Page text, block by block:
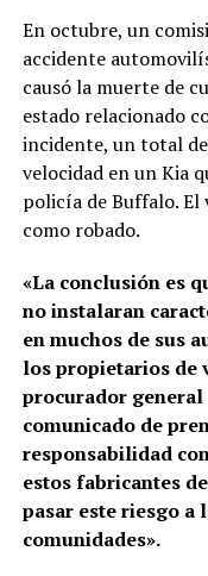
En octubre, un
accidente
causó la muerte de
estado relacionado
incidente, un total de
velocidad en un Kia
policía de Buffalo.
como robado.
«La conclusión es
no instalaran
en muchos de sus
los propietarios de
procurador general
comunicado de
responsabilidad
estos fabricantes
pasar este riesgo a
comunidades».